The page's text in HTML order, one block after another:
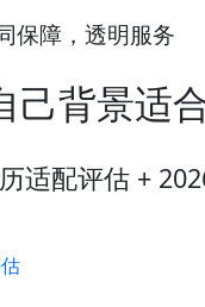
保障，透明服务
己背景适
适配评估 +